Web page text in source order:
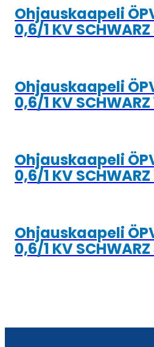
Ohjauskaapeli
0,6/1 KV
Ohjauskaapeli
0,6/1 KV SCHWARZ
Ohjauskaapeli
0,6/1 KV
Ohjauskaapeli
0,6/1 KV